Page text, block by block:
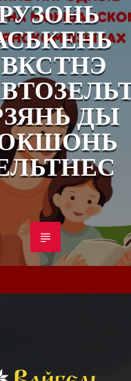
ДЫ